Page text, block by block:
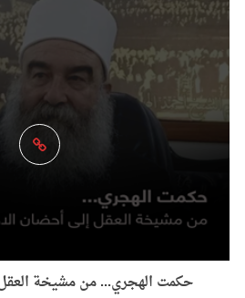
حكمت الهجري... من مشيخة العقل